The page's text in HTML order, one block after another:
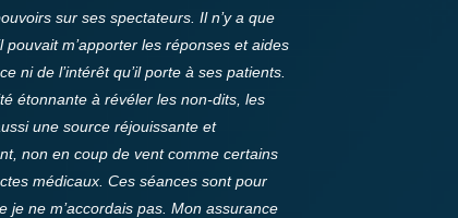
sur ses spectateurs. Il n’y a que
pouvait m’apporter les réponses et aides
ni de l’intérêt qu’il porte à ses patients.
étonnante à révéler les non-dits, les
une source réjouissante et
non en coup de vent comme certains
médicaux. Ces séances sont pour
ne m’accordais pas. Mon assurance